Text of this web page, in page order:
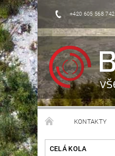
+420 605 568 742
KONTAKTY
CELÁ KOLA